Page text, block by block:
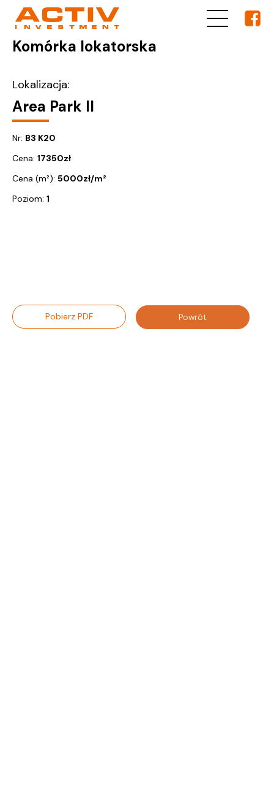
Komórka lokatorska
Lokalizacja:
Area Park II
Nr: B3 K20
Cena: 17350zł
Cena (m²): 5000zł/m²
Poziom: 1
Pobierz PDF Powrót